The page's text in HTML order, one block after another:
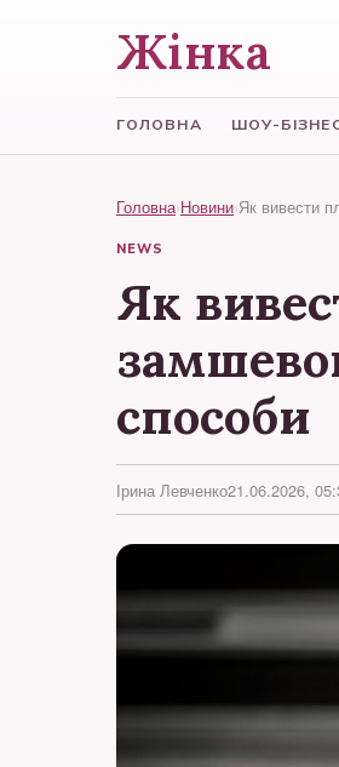
Жінка
ГОЛОВНА ШОУ-
Головна›Новини›Як вивести
NEWS
Як
способи
Ірина Левченко21.06.2026,